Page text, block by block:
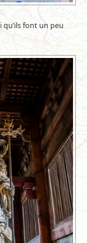
qu’ils font un peu